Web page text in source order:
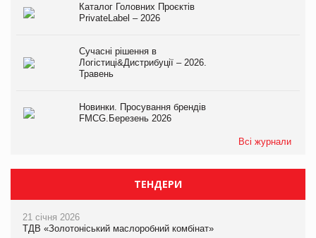
Каталог Головних Проєктів
PrivateLabel – 2026
Сучасні рішення в
Логістиці&Дистрибуції – 2026.
Травень
Новинки. Просування брендів
FMCG.Березень 2026
Всі журнали
ТЕНДЕРИ
21 січня 2026
ТДВ «Золотоніський маслоробний комбінат»